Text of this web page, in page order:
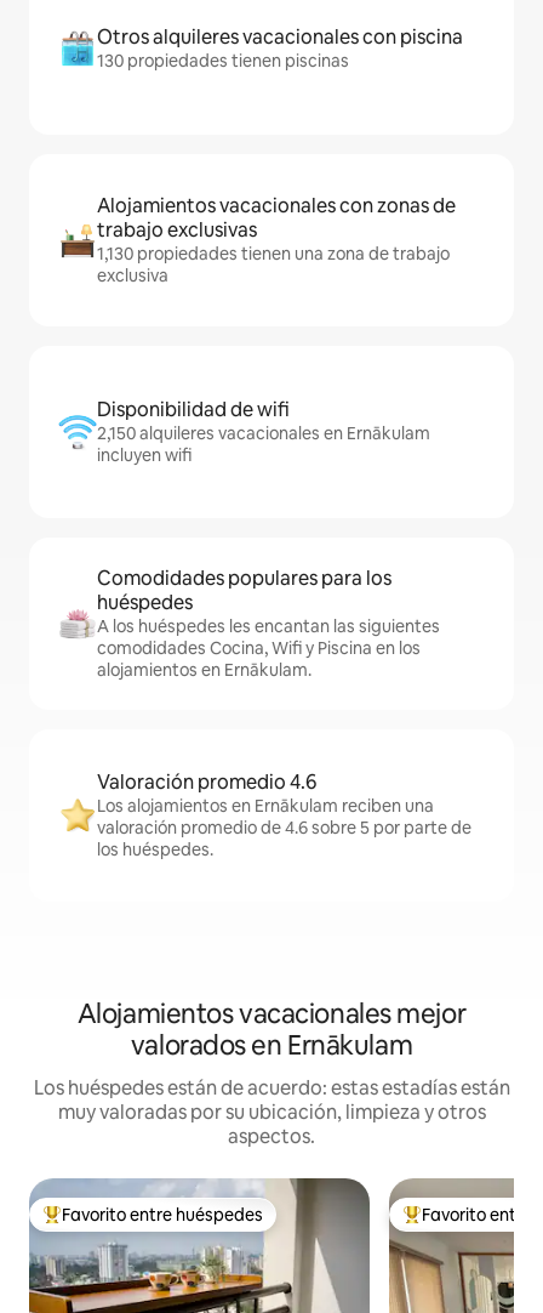
Otros alquileres vacacionales con piscina
130 propiedades tienen piscinas
Alojamientos vacacionales con zonas de
trabajo exclusivas
1,130 propiedades tienen una zona de trabajo
exclusiva
Disponibilidad de wifi
2,150 alquileres vacacionales en Ernākulam
incluyen wifi
Comodidades populares para los
huéspedes
A los huéspedes les encantan las siguientes
comodidades Cocina, Wifi y Piscina en los
alojamientos en Ernākulam.
Valoración promedio 4.6
Los alojamientos en Ernākulam reciben una
valoración promedio de 4.6 sobre 5 por parte de
los huéspedes.
Alojamientos vacacionales mejor
valorados en Ernākulam
Los huéspedes están de acuerdo: estas estadías están
muy valoradas por su ubicación, limpieza y otros
aspectos.
Favorito entre huéspedes preferido
Favorito entre huéspedes Favorito entre
Favorito entre